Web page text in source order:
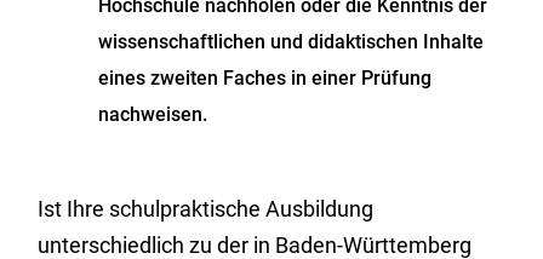
Hochschule nachholen oder die Kenntnis der
wissenschaftlichen und didaktischen Inhalte
eines zweiten Faches in einer Prüfung
nachweisen.
Ist Ihre schulpraktische Ausbildung
unterschiedlich zu der in Baden-Württemberg